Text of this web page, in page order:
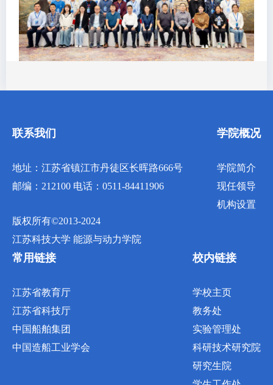
联系我们
地址：江苏省镇江市丹徒区长晖路666号
邮编：212100 电话：0511-84411906
版权所有©2013-2024
江苏科技大学 能源与动力学院
学院概况
学院简介
现任领导
机构设置
常用链接
江苏省教育厅
江苏省科技厅
中国船舶集团
中国造船工业学会
校内链接
学校主页
教务处
实验管理处
科研技术研究院
研究生院